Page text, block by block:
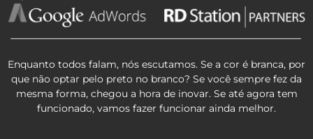
Enquanto todos falam, nós escutamos. Se a cor é branca, por
que não optar pelo preto no branco? Se você sempre fez da
mesma forma, chegou a hora de inovar. Se até agora tem
funcionado, vamos fazer funcionar ainda melhor.